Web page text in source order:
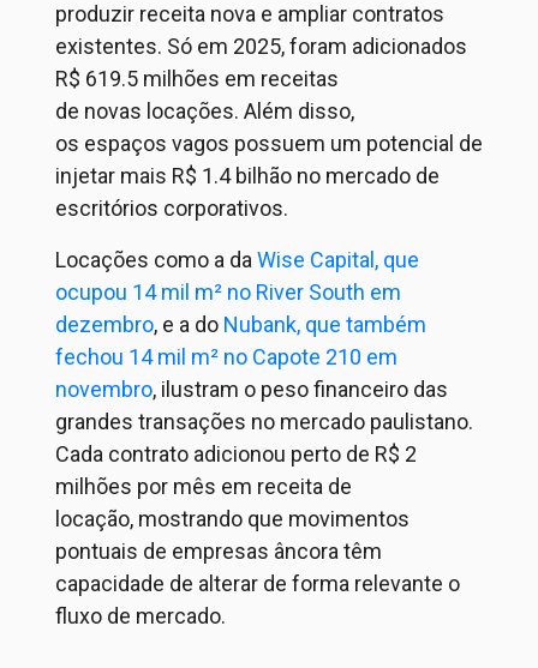
produzir receita nova e ampliar contratos
existentes. Só em 2025, foram adicionados
R$ 619.5 milhões em receitas
de novas locações. Além disso,
os espaços vagos possuem um potencial de
injetar mais R$ 1.4 bilhão no mercado de
escritórios corporativos.
Locações como a da Wise Capital, que
ocupou 14 mil m² no River South em
dezembro, e a do Nubank, que também
fechou 14 mil m² no Capote 210 em
novembro, ilustram o peso financeiro das
grandes transações no mercado paulistano.
Cada contrato adicionou perto de R$ 2
milhões por mês em receita de
locação, mostrando que movimentos
pontuais de empresas âncora têm
capacidade de alterar de forma relevante o
fluxo de mercado.